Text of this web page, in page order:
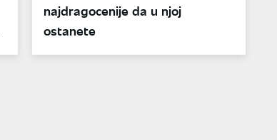
najdragocenije da u njoj
ostanete